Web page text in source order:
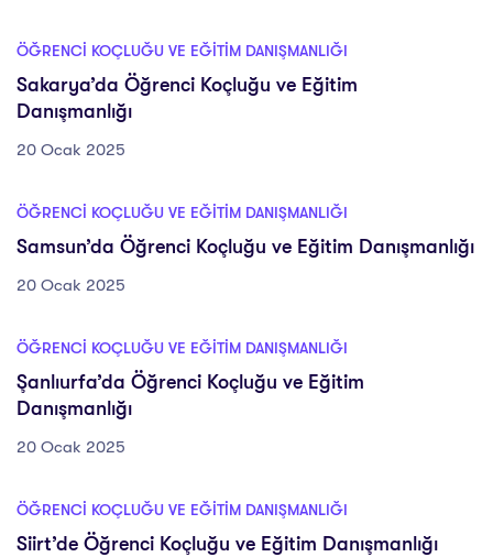
ÖĞRENCI KOÇLUĞU VE EĞITIM DANIŞMANLIĞI
Sakarya’da Öğrenci Koçluğu ve Eğitim
Danışmanlığı
20 Ocak 2025
ÖĞRENCI KOÇLUĞU VE EĞITIM DANIŞMANLIĞI
Samsun’da Öğrenci Koçluğu ve Eğitim Danışmanlığı
20 Ocak 2025
ÖĞRENCI KOÇLUĞU VE EĞITIM DANIŞMANLIĞI
Şanlıurfa’da Öğrenci Koçluğu ve Eğitim
Danışmanlığı
20 Ocak 2025
ÖĞRENCI KOÇLUĞU VE EĞITIM DANIŞMANLIĞI
Siirt’de Öğrenci Koçluğu ve Eğitim Danışmanlığı